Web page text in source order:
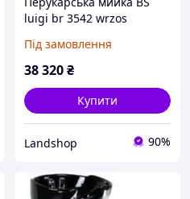
luigi br 3542 wrzos
Під замовлення
38 320₴
Купити
Landshop 90%